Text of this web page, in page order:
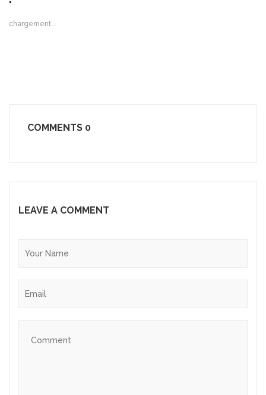
chargement…
COMMENTS 0
LEAVE A COMMENT